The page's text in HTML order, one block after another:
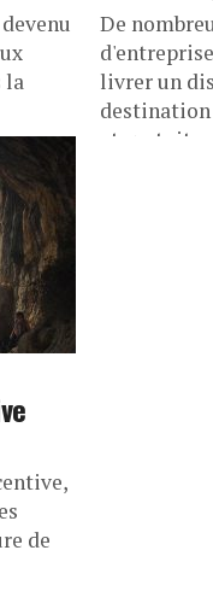
la
De
livrer un
et
de